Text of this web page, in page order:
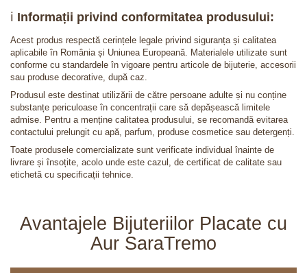
ℹ️ Informații privind conformitatea produsului:
Acest produs respectă cerințele legale privind siguranța și calitatea
aplicabile în România și Uniunea Europeană. Materialele utilizate sunt
conforme cu standardele în vigoare pentru articole de bijuterie, accesorii
sau produse decorative, după caz.
Produsul este destinat utilizării de către persoane adulte și nu conține
substanțe periculoase în concentrații care să depășească limitele
admise. Pentru a menține calitatea produsului, se recomandă evitarea
contactului prelungit cu apă, parfum, produse cosmetice sau detergenți.
Toate produsele comercializate sunt verificate individual înainte de
livrare și însoțite, acolo unde este cazul, de certificat de calitate sau
etichetă cu specificații tehnice.
Avantajele Bijuteriilor Placate cu
Aur SaraTremo